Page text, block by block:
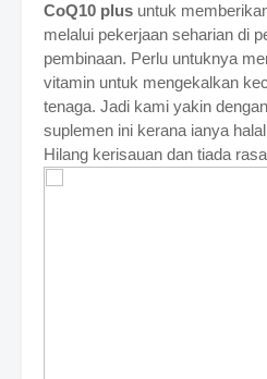
CoQ10 plus untuk
melalui pekerjaan seharian di
pembinaan. Perlu untuknya
vitamin untuk mengekalkan
tenaga. Jadi kami yakin
suplemen ini kerana ianya
Hilang kerisauan dan tiada